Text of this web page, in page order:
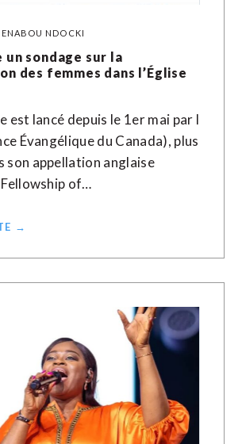
NDOCKI
un sondage sur la
des femmes dans l’Église
est lancé depuis le 1er mai par l
Évangélique du Canada), plus
son appellation anglaise
of…
→